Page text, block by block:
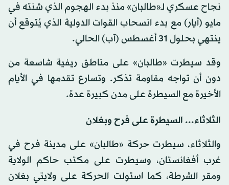
نجاح عسكري لـ«طالبان» منذ بدء الهجوم الذي شنته في
مايو (أيار) مع بدء انسحاب القوات الدولية الذي يُتوقع أن
ينتهي بحلول 31 أغسطس (آب) الحالي.
وقد سيطرت «طالبان» على مناطق ريفية شاسعة من
دون أن تواجه مقاومة تذكر. وتسارع تقدمها في الأيام
الأخيرة مع السيطرة على مدن كبيرة عدة.
الثلاثاء... السيطرة على فرح وبغلان
والثلاثاء، سيطرت حركة «طالبان» على مدينة فرح في
غرب أفغانستان، وسيطرت على مكتب حاكم الولاية
ومقر الشرطة، كما استولت الحركة على ولايتي بغلان